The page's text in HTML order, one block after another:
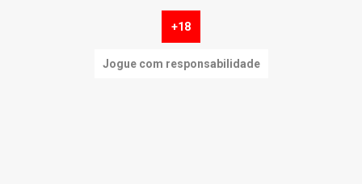
+18
Jogue com responsabilidade